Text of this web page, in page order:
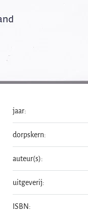
jaar:
dorpskern:
auteur(s):
uitgeverij:
ISBN: